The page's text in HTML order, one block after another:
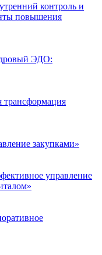
контроль и
повышения
ЭДО:
трансформация
закупками»
управление